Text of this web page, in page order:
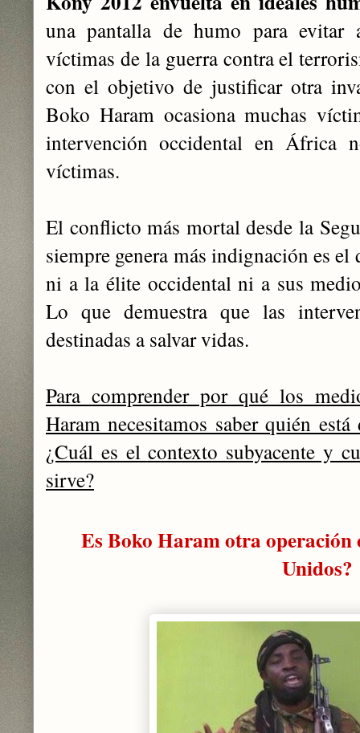
una pantalla de humo para evitar
víctimas de la guerra contra el
con el objetivo de justificar otra
Boko Haram ocasiona muchas
intervención occidental en África
víctimas.
El conflicto más mortal desde la
siempre genera más indignación es
ni a la élite occidental ni a sus
Lo que demuestra que las
destinadas a salvar vidas.
Para comprender por qué los
Haram necesitamos saber quién
¿Cuál es el contexto subyacente y
sirve?
Es Boko Haram otra operación
Unidos?